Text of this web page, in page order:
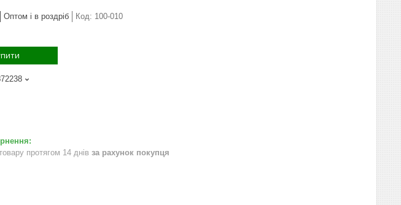
Оптом і в роздріб Код: 100-010
протягом 14 днів за рахунок покупця